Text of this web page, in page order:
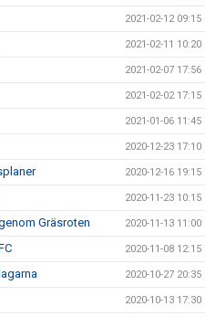
2021-02-12 09:15
2021-02-11 10:20
2021-02-07 17:56
2021-02-02 17:15
2021-01-06 11:45
2020-12-23 17:10
2020-12-16 19:15
2020-11-23 10:15
Gräsroten 2020-11-13 11:00
2020-11-08 12:15
2020-10-27 20:35
2020-10-13 17:30